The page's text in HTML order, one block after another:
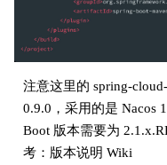
注意这里的 spring-
0.9.0，采用的是 Nacos
Boot 版本需要为
考：版本说明 Wiki